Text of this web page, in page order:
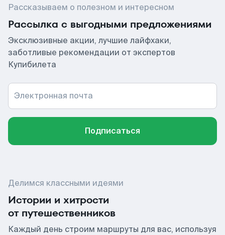
Рассказываем о полезном и интересном
Рассылка с выгодными предложениями
Эксклюзивные акции, лучшие лайфхаки,
заботливые рекомендации от экспертов
Купибилета
Электронная почта
Подписаться
Делимся классными идеями
Истории и хитрости
от путешественников
Каждый день строим маршруты для вас, используя